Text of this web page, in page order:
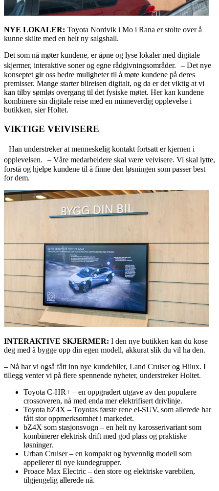
NYE LOKALER: Toyota Nordvik i Mo i Rana er stolte over å
kunne skilte med en helt ny salgshall.
Det som nå møter kundene, er åpne og lyse lokaler med digitale
skjermer, interaktive soner og egne rådgivningsområder. – Det nye
konseptet gir oss bedre muligheter til å møte kundene på deres
premisser. Mange starter bilreisen digitalt, og da er det viktig at vi
kan tilby sømløs overgang til det fysiske møtet. Her kan kundene
kombinere sin digitale reise med en minneverdig opplevelse i
butikken, sier Holtet.
VIKTIGE VEIVISERE
Han understreker at menneskelig kontakt fortsatt er kjernen i
opplevelsen. – Våre medarbeidere skal være veivisere. Vi skal lytte,
forstå og hjelpe kundene til å finne den løsningen som passer best
for dem.
INTERAKTIVE SKJERMER: I den nye butikken kan du kose
deg med å bygge opp din egen modell, akkurat slik du vil ha den.
– Nå har vi også fått inn nye kundebiler, Land Cruiser og Hilux. I
tillegg venter vi på flere spennende nyheter, understreker Holtet.
Toyota C-HR+ – en oppgradert utgave av den populære
crossoveren, nå med enda mer elektrifisert drivlinje.
Toyota bZ4X – Toyotas første rene el-SUV, som allerede har
fått stor oppmerksomhet i markedet.
bZ4X som stasjonsvogn – en helt ny karosserivariant som
kombinerer elektrisk drift med god plass og praktiske
løsninger.
Urban Cruiser – en kompakt og byvennlig modell som
appellerer til nye kundegrupper.
Proace Max Electric – den store og elektriske varebilen,
tilgjengelig allerede nå.